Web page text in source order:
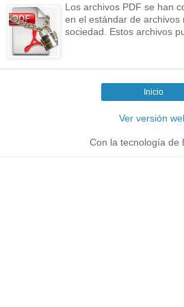
Los archivos PDF se han
en el estándar de archivos
sociedad. Estos archivos
Inicio
Ver versión
Con la tecnología de